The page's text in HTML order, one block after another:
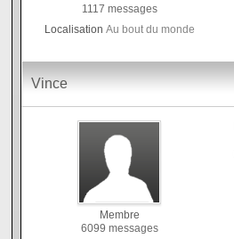
1117 messages
Localisation Au bout du monde
Vince
Membre
6099 messages